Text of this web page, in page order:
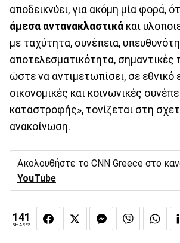
αποδεικνύει, για ακόμη μία φορά,
άμεσα αντανακλαστικά και
με ταχύτητα, συνέπεια,
αποτελεσματικότητα, σημαντικές
ώστε να αντιμετωπίσει, σε εθνικό
οικονομικές και κοινωνικές
καταστροφής», τονίζεται στη
ανακοίνωση.
Ακολουθήστε το CNN Greece στο
YouTube
141
SHARES